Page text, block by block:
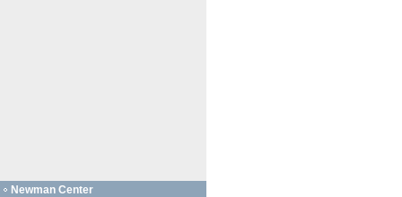
Newman Center